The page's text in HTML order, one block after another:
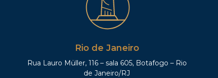
Rio de Janeiro
Rua Lauro Müller, 116 – sala 605, Botafogo – Rio
de Janeiro/RJ